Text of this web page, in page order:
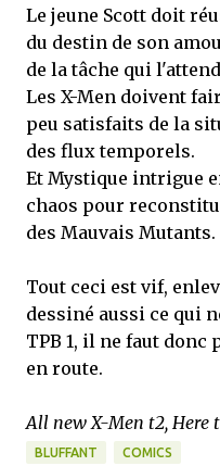
Le jeune Scott doit
du destin de son
de la tâche qui
Les X-Men doivent
peu satisfaits de la
des flux temporels.
Et Mystique intrigue
chaos pour
des Mauvais Mutants.
Tout ceci est vif,
dessiné aussi ce qui
TPB 1, il ne faut donc
en route.
All new X-Men t2, Here
BLUFFANT COMICS